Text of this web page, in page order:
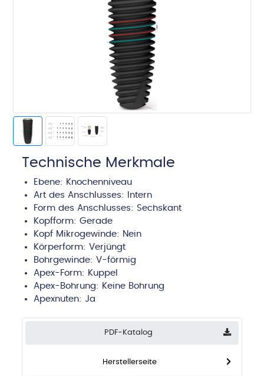
Technische Merkmale
Ebene: Knochenniveau
Art des Anschlusses:
Intern
Form des Anschlusses: Sechskant
Kopfform: Gerade
Kopf Mikrogewinde: Nein
Körperform: Verjüngt
Bohrgewinde: V-förmig
Apex-Form: Kuppel
Apex-Bohrung: Keine Bohrung
Apexnuten: Ja
PDF-Katalog
Herstellerseite